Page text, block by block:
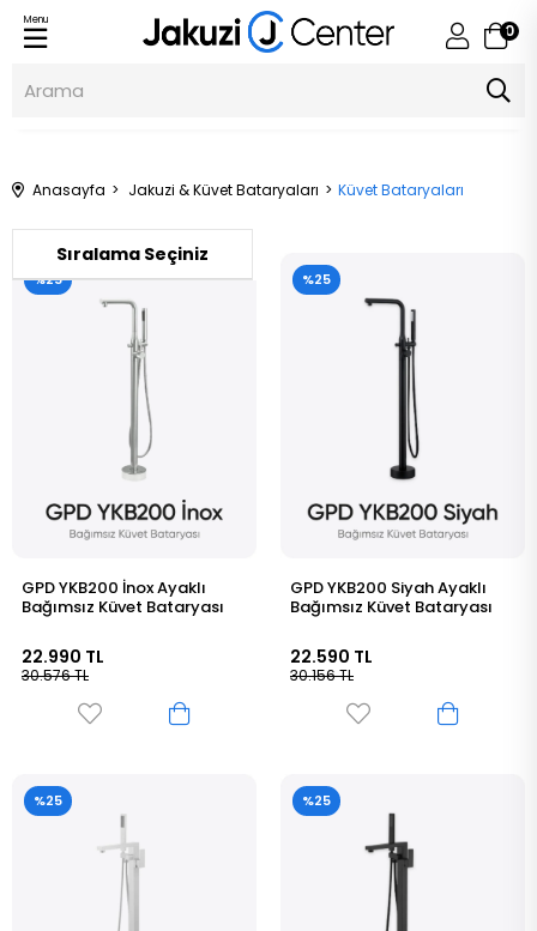
0
Menu
Anasayfa Jakuzi & Küvet Bataryaları Küvet Bataryaları
GPD YKB200 İnox Ayaklı
Bağımsız Küvet Bataryası
22.990 TL
30.576 TL
%25
GPD YKB200 Siyah Ayaklı
Bağımsız Küvet Bataryası
22.590 TL
30.156 TL
%25
%25 %25